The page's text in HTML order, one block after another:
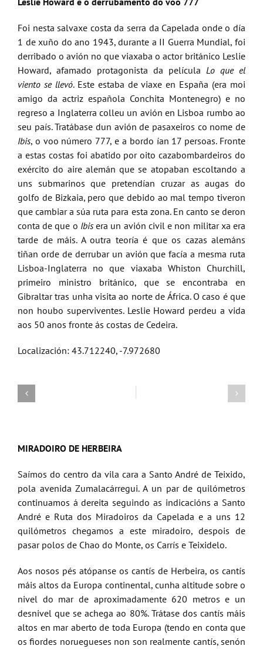
Foi nesta salvaxe costa da serra da Capelada onde o día
1 de xuño do ano 1943, durante a II Guerra Mundial, foi
derribado o avión no que viaxaba o actor británico Leslie
Howard, afamado protagonista da película Lo que el
viento se llevó. Este estaba de viaxe en España (era moi
amigo da actriz española Conchita Montenegro) e no
regreso a Inglaterra colleu un avión en Lisboa rumbo ao
seu país. Tratábase dun avión de pasaxeiros co nome de
Ibis, o voo número 777, e a bordo ían 17 persoas. Fronte
a estas costas foi abatido por oito cazabombardeiros do
exército do aire alemán que se atopaban escoltando a
uns submarinos que pretendían cruzar as augas do
golfo de Bizkaia, pero que debido ao mal tempo tiveron
que cambiar a súa ruta para esta zona. En canto se deron
conta de que o Ibisera un avión civil e non militar xa era
tarde de máis. A outra teoría é que os cazas alemáns
tiñan orde de derrubar un avión que facía a mesma ruta
Lisboa-Inglaterra no que viaxaba Whiston Churchill,
primeiro ministro británico, que se encontraba en
Gibraltar tras unha visita ao norte de África. O caso é que
non houbo superviventes. Leslie Howard perdeu a vida
aos 50 anos fronte ás costas de Cedeira.
Localización: 43.712240, -7.972680
MIRADOIRO DE HERBEIRA
Saímos do centro da vila cara a Santo André de Teixido,
pola avenida Zumalacárregui. A un par de quilómetros
continuamos á dereita seguindo as indicacións a Santo
André e Ruta dos Miradoiros da Capelada e a uns 12
quilómetros chegamos a este miradoiro, despois de
pasar polos de Chao do Monte, os Carrís e Teixidelo.
Aos nosos pés atópanse os cantís de Herbeira, os cantís
máis altos da Europa continental, cunha altitude sobre o
nivel do mar de aproximadamente 620 metros e un
desnivel que se achega ao 80%. Trátase dos cantís máis
altos en mar aberto de toda Europa (tendo en conta que
os fiordes noruegueses non son realmente cantís, senón